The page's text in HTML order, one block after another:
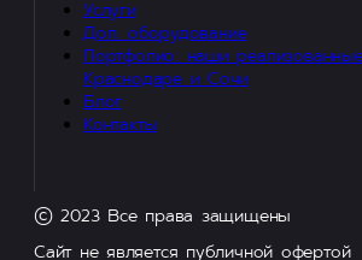
Услуги
Доп. оборудование
Портфолио: наши
Краснодаре и Сочи
Блог
Контакты
© 2023 Все права защищены
Сайт не является публичной офертой